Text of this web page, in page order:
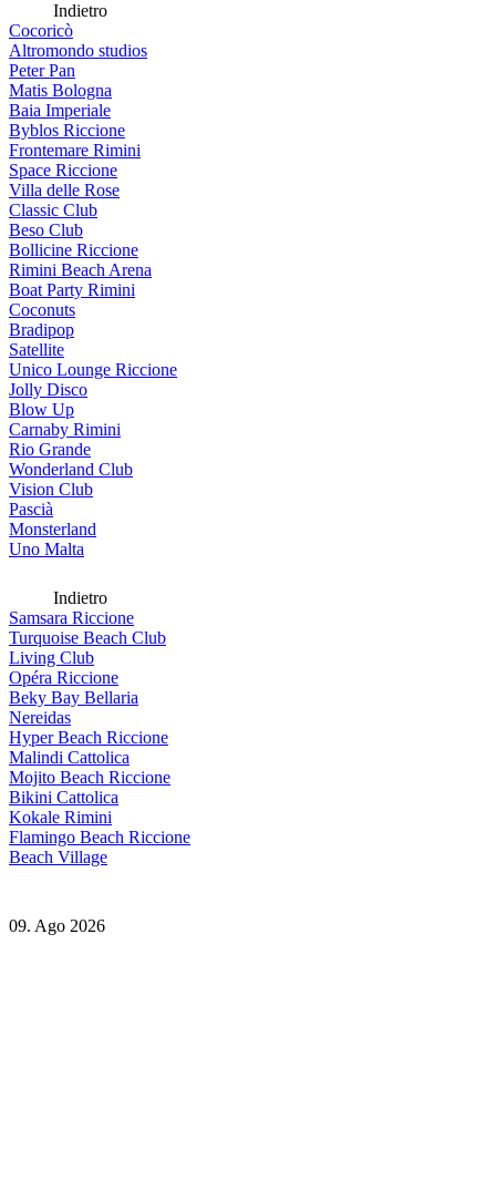
Indietro
Cocoricò
Altromondo studios
Peter Pan
Matis Bologna
Baia Imperiale
Byblos Riccione
Frontemare Rimini
Space Riccione
Villa delle Rose
Classic Club
Beso Club
Bollicine Riccione
Rimini Beach Arena
Boat Party Rimini
Coconuts
Bradipop
Satellite
Unico Lounge Riccione
Jolly Disco
Blow Up
Carnaby Rimini
Rio Grande
Wonderland Club
Vision Club
Pascià
Monsterland
Uno Malta
Indietro
Samsara Riccione
Turquoise Beach Club
Living Club
Opéra Riccione
Beky Bay Bellaria
Nereidas
Hyper Beach Riccione
Malindi Cattolica
Mojito Beach Riccione
Bikini Cattolica
Kokale Rimini
Flamingo Beach Riccione
Beach Village
09. Ago 2026